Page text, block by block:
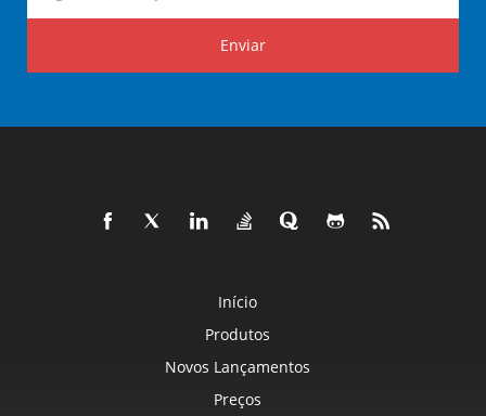
Enviar
Início
Produtos
Novos Lançamentos
Preços